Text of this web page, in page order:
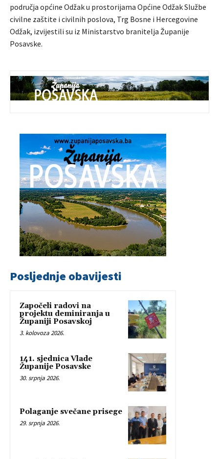
područja općine Odžak u prostorijama Općine Odžak Službe
civilne zaštite i civilnih poslova, Trg Bosne i Hercegovine
Odžak, izvijestili su iz Ministarstvo branitelja Županije
Posavske.
Posljednje obavijesti
Započeli radovi na
projektu deminiranja u
Županiji Posavskoj
3. kolovoza 2026.
141. sjednica Vlade
Županije Posavske
30. srpnja 2026.
Polaganje svečane prisege
29. srpnja 2026.